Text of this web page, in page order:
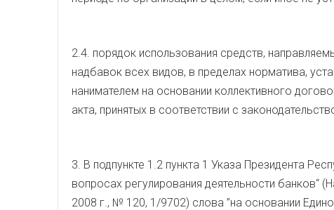
2.4. порядок использования средств,
надбавок всех видов, в пределах норматива,
нанимателем на основании коллективного
акта, принятых в соответствии с
3. В подпункте 1.2 пункта 1 Указа Президента
вопросах регулирования деятельности банков“
2008 г., № 120, 1/9702) слова ”на основании